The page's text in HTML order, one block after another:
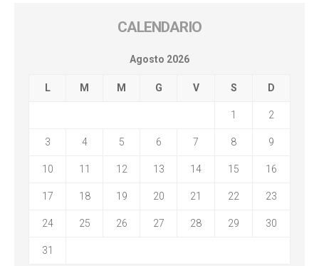
CALENDARIO
Agosto 2026
L M M G V S D
1 2
3 4 5 6 7 8 9
10 11 12 13 14 15 16
17 18 19 20 21 22 23
24 25 26 27 28 29 30
31